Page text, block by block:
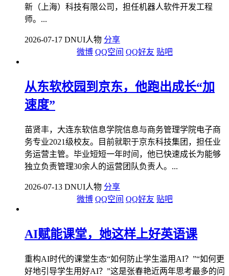
新（上海）科技有限公司，担任机器人软件开发工程
师。...
2026-07-17 DNUI人物 分享
微博 QQ空间 QQ好友 贴吧
从东软校园到京东，他跑出成长“加
速度”
苗贤丰，大连东软信息学院信息与商务管理学院电子商
务专业2021级校友。目前就职于京东科技集团，担任业
务运营主管。毕业短短一年时间，他已快速成长为能够
独立负责管理30余人的运营团队负责人。...
2026-07-13 DNUI人物 分享
微博 QQ空间 QQ好友 贴吧
AI赋能课堂，她这样上好英语课
重构AI时代的课堂生态“如何防止学生滥用AI？”“如何更
好地引导学生用好AI？”这是张春艳近两年思考最多的问